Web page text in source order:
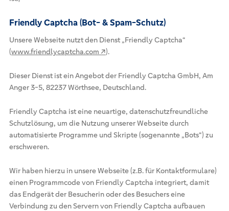
Friendly Captcha (Bot- & Spam-Schutz)
Unsere Webseite nutzt den Dienst „Friendly Captcha“
(www.friendlycaptcha.com ↗).
Dieser Dienst ist ein Angebot der Friendly Captcha GmbH, Am
Anger 3-5, 82237 Wörthsee, Deutschland.
Friendly Captcha ist eine neuartige, datenschutzfreundliche
Schutzlösung, um die Nutzung unserer Webseite durch
automatisierte Programme und Skripte (sogenannte „Bots“) zu
erschweren.
Wir haben hierzu in unsere Webseite (z.B. für Kontaktformulare)
einen Programmcode von Friendly Captcha integriert, damit
das Endgerät der Besucherin oder des Besuchers eine
Verbindung zu den Servern von Friendly Captcha aufbauen